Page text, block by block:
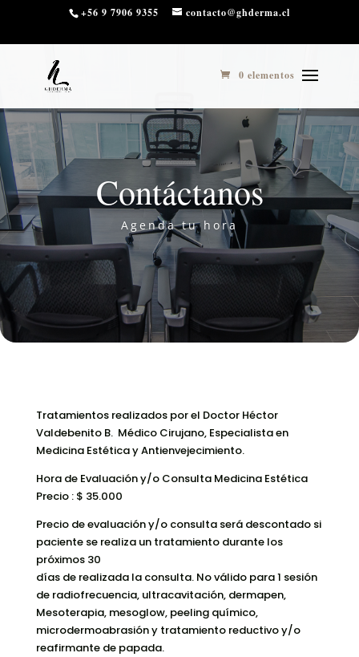
+56 9 7906 9355 contacto@ghderma.cl
0 elementos
Contáctanos
Agenda tu hora
Tratamientos realizados por el Doctor Héctor
Valdebenito B. Médico Cirujano, Especialista en
Medicina Estética y Antienvejecimiento.
Hora de Evaluación y/o Consulta Medicina Estética
Precio : $ 35.000
Precio de evaluación y/o consulta será descontado si
paciente se realiza un tratamiento durante los
próximos 30
días de realizada la consulta. No válido para 1 sesión
de radiofrecuencia, ultracavitación, dermapen,
Mesoterapia, mesoglow, peeling químico,
microdermoabrasión y tratamiento reductivo y/o
reafirmante de papada.